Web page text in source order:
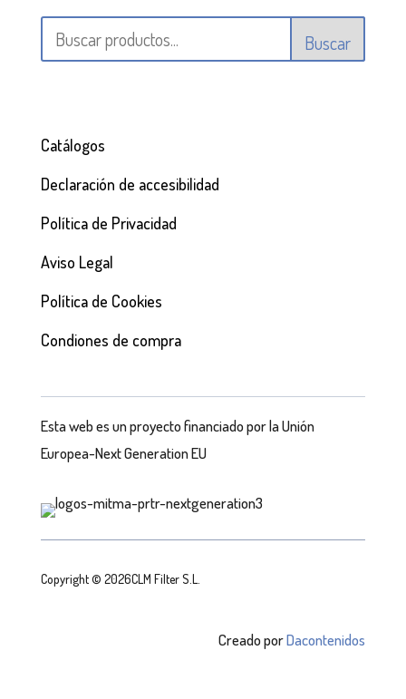
Buscar
Catálogos
Declaración de accesibilidad
Política de Privacidad
Aviso Legal
Política de Cookies
Condiones de compra
Esta web es un proyecto financiado por la Unión
Europea-Next Generation EU
Copyright © 2026CLM Filter S.L.
Creado porDacontenidos